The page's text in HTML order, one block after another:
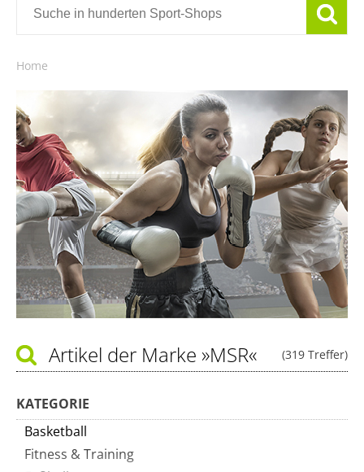
Home
(319 Treffer)
Artikel der Marke »MSR«
KATEGORIE
Basketball
Fitness & Training